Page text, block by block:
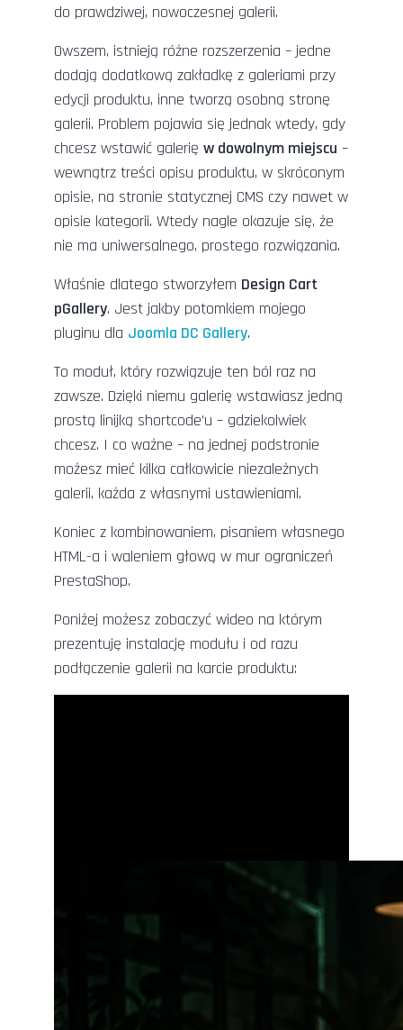
do prawdziwej, nowoczesnej galerii.
Owszem, istnieją różne rozszerzenia – jedne
dodają dodatkową zakładkę z galeriami przy
edycji produktu, inne tworzą osobną stronę
galerii. Problem pojawia się jednak wtedy, gdy
chcesz wstawić galerię w dowolnym miejscu –
wewnątrz treści opisu produktu, w skróconym
opisie, na stronie statycznej CMS czy nawet w
opisie kategorii. Wtedy nagle okazuje się, że
nie ma uniwersalnego, prostego rozwiązania.
Właśnie dlatego stworzyłem Design Cart
pGallery. Jest jakby potomkiem mojego
pluginu dla Joomla DC Gallery.
To moduł, który rozwiązuje ten ból raz na
zawsze. Dzięki niemu galerię wstawiasz jedną
prostą linijką shortcode’u – gdziekolwiek
chcesz. I co ważne – na jednej podstronie
możesz mieć kilka całkowicie niezależnych
galerii, każda z własnymi ustawieniami.
Koniec z kombinowaniem, pisaniem własnego
HTML-a i waleniem głową w mur ograniczeń
PrestaShop.
Poniżej możesz zobaczyć wideo na którym
prezentuję instalację modułu i od razu
podłączenie galerii na karcie produktu:
Sklepy internetowe Prestashop